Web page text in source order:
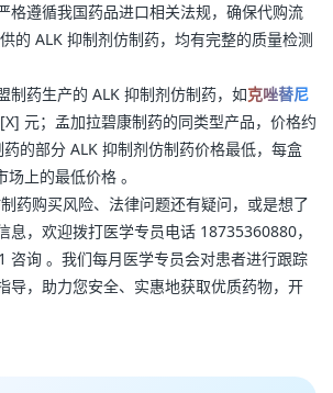
格遵循我国药品进口相关法规，确保代购流
的 ALK 抑制剂仿制药，均有完整的质量检测
制药生产的 ALK 抑制剂仿制药，如克唑替尼
元；孟加拉碧康制药的同类型产品，价格约
的部分 ALK 抑制剂仿制药价格最低，每盒
上的最低价格 。
药购买风险、法律问题还有疑问，或是想了
息，欢迎拨打医学专员电话 18735360880，
咨询 。我们每月医学专员会对患者进行跟踪
导，助力您安全、实惠地获取优质药物，开